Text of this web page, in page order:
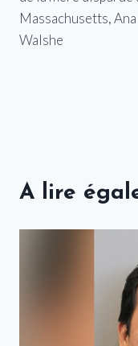
Massachusetts, Ana
Walshe
A lire